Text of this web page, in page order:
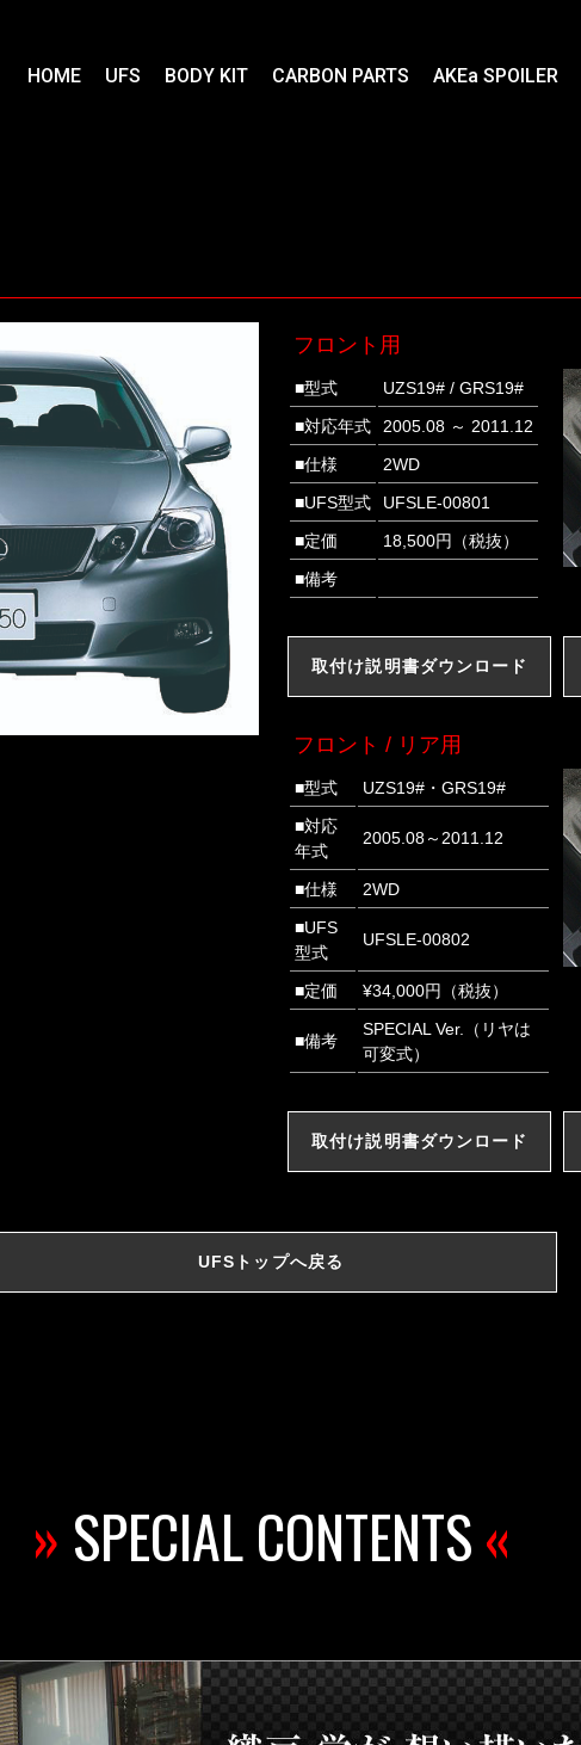
HOME UFS BODY KIT CARBON PARTS AKEa SPOILER
フロント用
■型式
UZS19# / GRS19#
■対応年式
2005.08 ～ 2011.12
■仕様
2WD
■UFS型式
UFSLE-00801
■定価
18,500円（税抜）
■備考
取付け説明書ダウンロード
フロント / リア用
■型式
UZS19#・GRS19#
■対応
年式
2005.08～2011.12
■仕様
2WD
■UFS
型式
UFSLE-00802
■定価 ¥34,000円（税抜）
■備考
SPECIAL Ver.（リヤは
可変式）
取付け説明書ダウンロード
UFSトップへ戻る
» SPECIAL CONTENTS«